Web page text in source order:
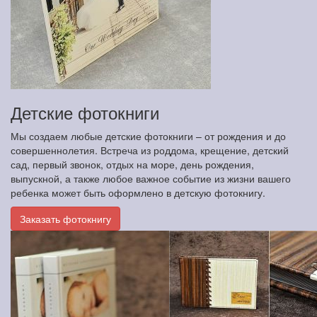
Детские фотокниги
Мы создаем любые детские фотокниги – от рождения и до
совершеннолетия. Встреча из роддома, крещение, детский
сад, первый звонок, отдых на море, день рождения,
выпускной, а также любое важное событие из жизни вашего
ребенка может быть оформлено в детскую фотокнигу.
Заказать фотокнигу